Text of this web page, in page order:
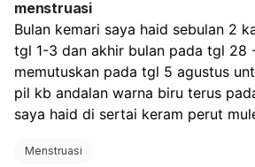
menstruasi
Bulan kemari saya haid sebulan 2
tgl 1-3 dan akhir bulan pada tgl 28
memutuskan pada tgl 5 agustus
pil kb andalan warna biru terus
saya haid di sertai keram perut
Menstruasi